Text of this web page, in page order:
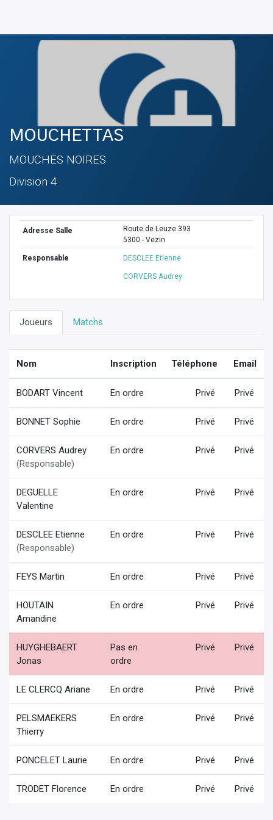
MOUCHETTAS
MOUCHES NOIRES
Division 4
Adresse Salle
Route de Leuze 393
5300 - Vezin
Responsable DESCLEE Etienne
CORVERS Audrey
Joueurs Matchs
Nom Inscription Téléphone Email
BODART Vincent En ordre Privé Privé
BONNET Sophie En ordre Privé Privé
CORVERS Audrey
(Responsable)
En ordre Privé Privé
DEGUELLE
Valentine
En ordre Privé Privé
DESCLEE Etienne
(Responsable)
En ordre Privé Privé
FEYS Martin En ordre Privé Privé
HOUTAIN
Amandine
En ordre Privé Privé
HUYGHEBAERT
Jonas
Pas en
ordre
Privé Privé
LE CLERCQ Ariane En ordre Privé Privé
PELSMAEKERS
Thierry
En ordre Privé Privé
PONCELET Laurie En ordre Privé Privé
TRODET Florence En ordre Privé Privé